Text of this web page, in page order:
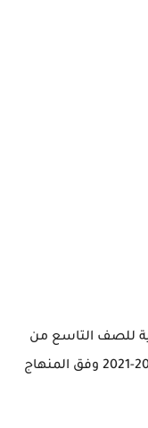
للصف التاسع من
الفصل الدراسي الثاني للعام الدراسي 2020-2021 وفق المنهاج